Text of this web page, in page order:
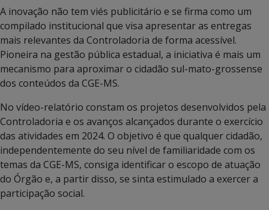
A inovação não tem viés publicitário e se firma como um
compilado institucional que visa apresentar as entregas
mais relevantes da Controladoria de forma acessível.
Pioneira na gestão pública estadual, a iniciativa é mais um
mecanismo para aproximar o cidadão sul-mato-grossense
dos conteúdos da CGE-MS.
No vídeo-relatório constam os projetos desenvolvidos pela
Controladoria e os avanços alcançados durante o exercício
das atividades em 2024. O objetivo é que qualquer cidadão,
independentemente do seu nível de familiaridade com os
temas da CGE-MS, consiga identificar o escopo de atuação
do Órgão e, a partir disso, se sinta estimulado a exercer a
participação social.